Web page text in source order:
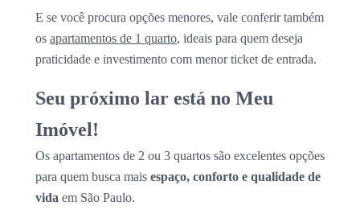
E se você procura opções menores, vale conferir também
os apartamentos de 1 quarto, ideais para quem deseja
praticidade e investimento com menor ticket de entrada.
Seu próximo lar está no Meu
Imóvel!
Os apartamentos de 2 ou 3 quartos são excelentes opções
para quem busca mais espaço, conforto e qualidade de
vida em São Paulo.